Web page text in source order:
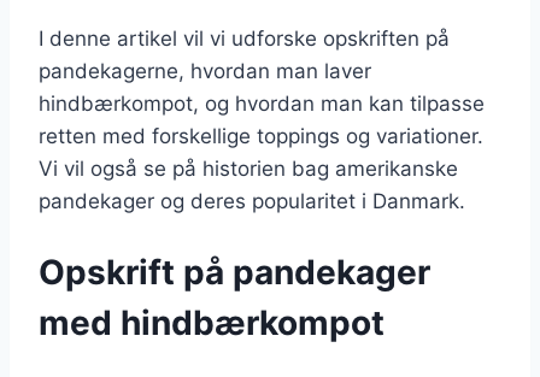
I denne artikel vil vi udforske opskriften på
pandekagerne, hvordan man laver
hindbærkompot, og hvordan man kan tilpasse
retten med forskellige toppings og variationer.
Vi vil også se på historien bag amerikanske
pandekager og deres popularitet i Danmark.
Opskrift på pandekager
med hindbærkompot